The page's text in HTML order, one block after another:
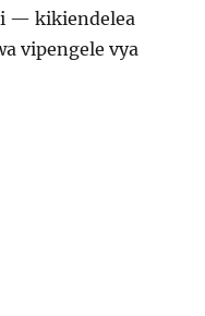
— kikiendelea
vipengele vya